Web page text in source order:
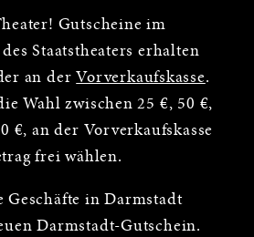
Gutscheine im
Staatstheaters erhalten
an der Vorverkaufskasse.
Wahl zwischen 25 €, 50 €,
€, an der Vorverkaufskasse
frei wählen.
Geschäfte in Darmstadt
Darmstadt-Gutschein.